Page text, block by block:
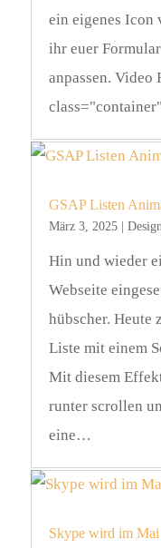
ein eigenes Icon
ihr euer
anpassen.
GSAP Listen
März 3, 2025|
Hin und wieder
Webseite
hübscher. Heute
Liste mit einem
Mit diesem
runter scrollen
eine…
Skype wird im Mai